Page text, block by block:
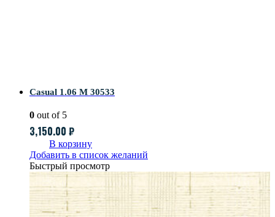
Casual 1.06 M 30533
0 out of 5
3,150.00 ₽
В корзину
Добавить в список желаний
Быстрый просмотр